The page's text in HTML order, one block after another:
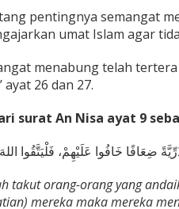
pentingnya semangat
umat Islam agar
menabung telah
ayat 26 dan 27.
surat An Nisa ayat 9
ضِعَافًا خَافُوا عَلَيْهِمْ، فَلْيَتَّقُوا اللهَ
takut orang-orang yang
mereka maka mereka